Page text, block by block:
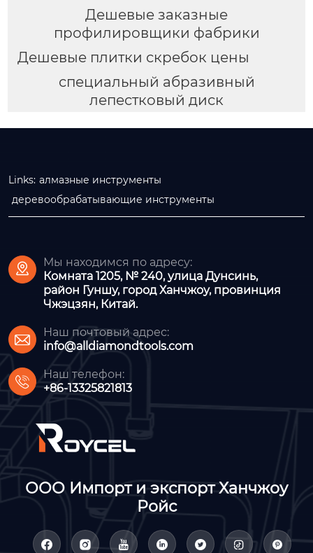
Дешевые заказные
профилировщики фабрики
Дешевые плитки скребок цены
специальный абразивный
лепестковый диск
Links: алмазные инструменты
деревообрабатывающие инструменты

Мы находимся по адресу:
Комната 1205, № 240, улица Дунсинь,
район Гуншу, город Ханчжоу, провинция
Чжэцзян, Китай.

Наш почтовый адрес:
info@alldiamondtools.com

Наш телефон:
+86-13325821813
ООО Импорт и экспорт Ханчжоу
Ройс
      